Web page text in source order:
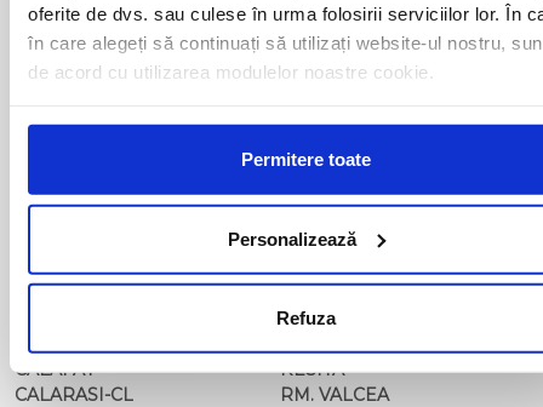
oferite de dvs. sau culese în urma folosirii serviciilor lor. În
în care alegeți să continuați să utilizați website-ul nostru,
de acord cu utilizarea modulelor noastre cookie.
Permitere toate
Personalizează
Refuza
BALS-IS
BALS-OT
BARCA
BISTRITA
BRAILA
BRASOV
BUZAU
CALAFAT
CALARASI-CL
ORSOVA
PASCANI
PERICEI
PISCU VECHI
PITESTI
PODARI
POIANA MARE
RADOVAN
RAST
RESITA
RM. VALCEA